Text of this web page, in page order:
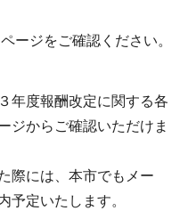
ページをご確認ください。
年度報酬改定に関する各
ジからご確認いただけま
際には、本市でもメー
予定いたします。